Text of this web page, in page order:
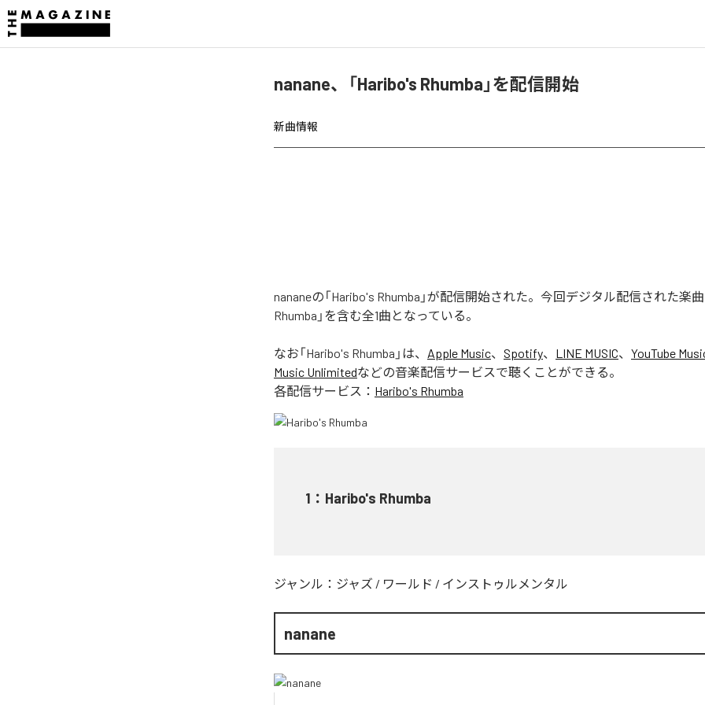
nanane、「Haribo's Rhumba」を配信開始
新曲情報
nananeの「Haribo's Rhumba」が配信開始された。今回デジタル配信された楽曲
Rhumba」を含む全1曲となっている。
なお「Haribo's Rhumba 」は、 Apple Music、 Spotify、 LINE MUSIC、 YouTube
Music Unlimitedなどの音楽配信サービスで聴くことができる。
各配信サービス： Haribo's Rhumba
1 ： Haribo's Rhumba
ジャンル： ジャズ / ワールド / インストゥルメンタル
nanane